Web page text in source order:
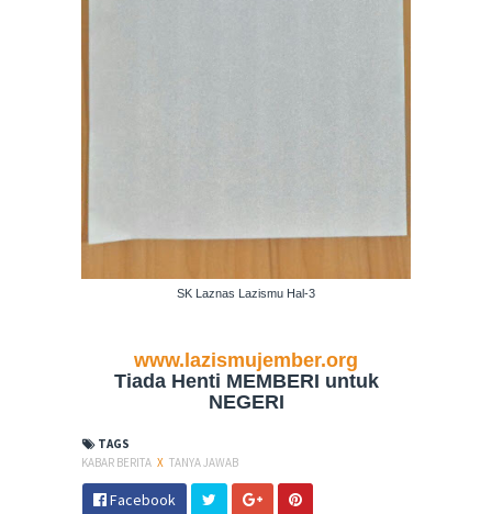
SK Laznas Lazismu Hal-3
www.lazismujember.org
Tiada Henti MEMBERI untuk
NEGERI
TAGS
KABAR BERITA X TANYA JAWAB
Facebook